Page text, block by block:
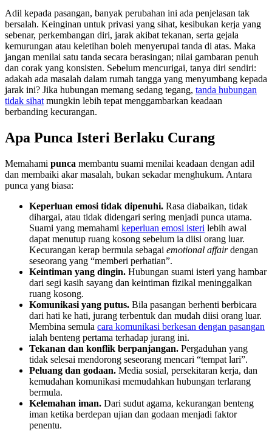
Adil kepada pasangan, banyak perubahan ini ada penjelasan tak
bersalah. Keinginan untuk privasi yang sihat, kesibukan kerja yang
sebenar, perkembangan diri, jarak akibat tekanan, serta gejala
kemurungan atau keletihan boleh menyerupai tanda di atas. Maka
jangan menilai satu tanda secara berasingan; nilai gambaran penuh
dan corak yang konsisten. Sebelum mencurigai, tanya diri sendiri:
adakah ada masalah dalam rumah tangga yang menyumbang kepada
jarak ini? Jika hubungan memang sedang tegang, tanda hubungan
tidak sihat mungkin lebih tepat menggambarkan keadaan
berbanding kecurangan.
Apa Punca Isteri Berlaku Curang
Memahami punca membantu suami menilai keadaan dengan adil
dan membaiki akar masalah, bukan sekadar menghukum. Antara
punca yang biasa:
Keperluan emosi tidak dipenuhi. Rasa diabaikan, tidak
dihargai, atau tidak didengari sering menjadi punca utama.
Suami yang memahami keperluan emosi isteri lebih awal
dapat menutup ruang kosong sebelum ia diisi orang luar.
Kecurangan kerap bermula sebagai emotional affairdengan
seseorang yang “memberi perhatian”.
Keintiman yang dingin. Hubungan suami isteri yang hambar
dari segi kasih sayang dan keintiman fizikal meninggalkan
ruang kosong.
Komunikasi yang putus. Bila pasangan berhenti berbicara
dari hati ke hati, jurang terbentuk dan mudah diisi orang luar.
Membina semula cara komunikasi berkesan dengan pasangan
ialah benteng pertama terhadap jurang ini.
Tekanan dan konflik berpanjangan. Pergaduhan yang
tidak selesai mendorong seseorang mencari “tempat lari”.
Peluang dan godaan. Media sosial, persekitaran kerja, dan
kemudahan komunikasi memudahkan hubungan terlarang
bermula.
Kelemahan iman. Dari sudut agama, kekurangan benteng
iman ketika berdepan ujian dan godaan menjadi faktor
penentu.